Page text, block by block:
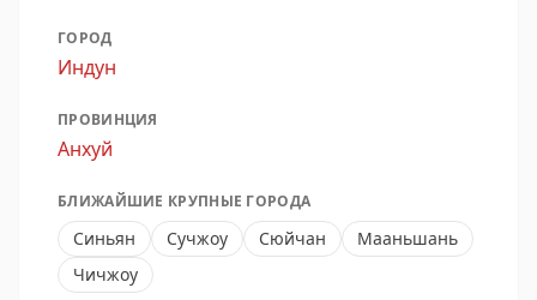
ГОРОД
Индун
ПРОВИНЦИЯ
Анхуй
БЛИЖАЙШИЕ КРУПНЫЕ ГОРОДА
Синьян Сучжоу Сюйчан
Мааньшань
Чичжоу